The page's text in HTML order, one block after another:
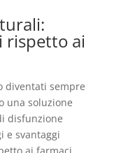
rispetto ai
diventati sempre
una soluzione
disfunzione
e svantaggi